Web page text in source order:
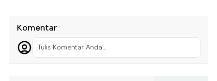
Komentar
Tulis Komentar Anda...